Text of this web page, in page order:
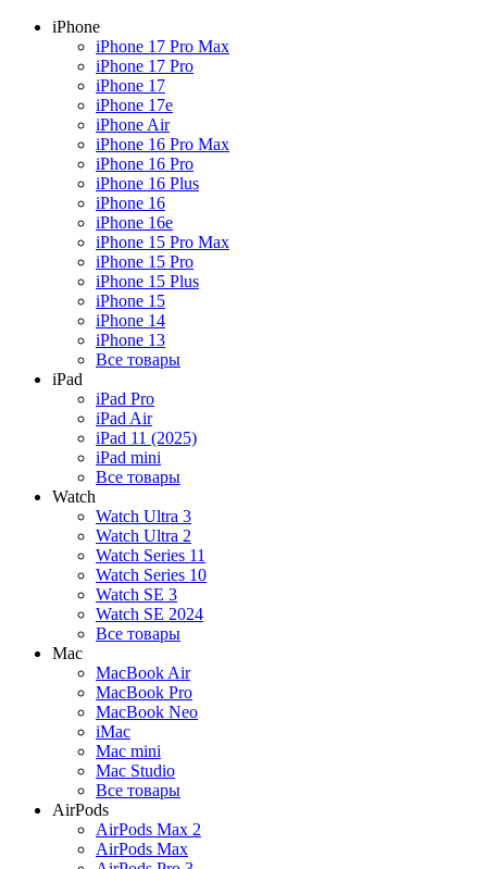
iPhone
iPhone 17 Pro Max
iPhone 17 Pro
iPhone 17
iPhone 17e
iPhone Air
iPhone 16 Pro Max
iPhone 16 Pro
iPhone 16 Plus
iPhone 16
iPhone 16e
iPhone 15 Pro Max
iPhone 15 Pro
iPhone 15 Plus
iPhone 15
iPhone 14
iPhone 13
Все товары
iPad
iPad Pro
iPad Air
iPad 11 (2025)
iPad mini
Все товары
Watch
Watch Ultra 3
Watch Ultra 2
Watch Series 11
Watch Series 10
Watch SE 3
Watch SE 2024
Все товары
Mac
MacBook Air
MacBook Pro
MacBook Neo
iMac
Mac mini
Mac Studio
Все товары
AirPods
AirPods Max 2
AirPods Max